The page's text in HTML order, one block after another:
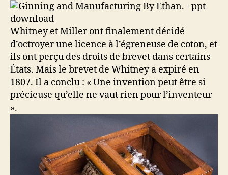
Whitney et Miller ont finalement décidé
d’octroyer une licence à l’égreneuse de coton, et
ils ont perçu des droits de brevet dans certains
États. Mais le brevet de Whitney a expiré en
1807. Il a conclu : « Une invention peut être si
précieuse qu’elle ne vaut rien pour l’inventeur
».